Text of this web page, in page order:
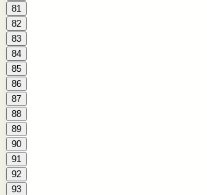
81
82
83
84
85
86
87
88
89
90
91
92
93